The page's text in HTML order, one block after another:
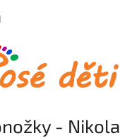
- Nikola